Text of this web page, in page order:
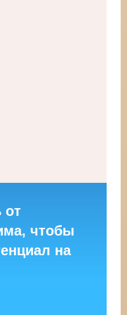
от
чтобы
на